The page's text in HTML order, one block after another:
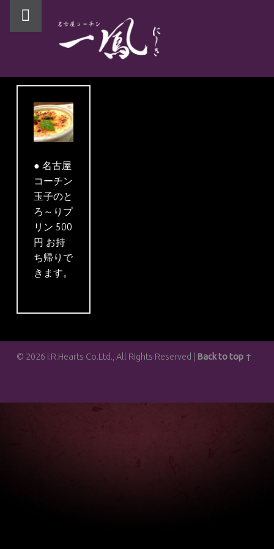
● 名古屋
コーチン
玉子のと
ろ～りプ
リン 500
円 お持
ち帰りで
きます。
© 2026 I.R.Hearts Co.Ltd., All Rights Reserved | Back to top ↑